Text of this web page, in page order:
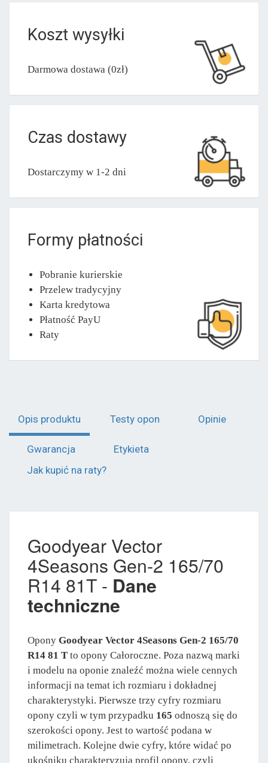
Koszt wysyłki
Darmowa dostawa (0zł)
Czas dostawy
Dostarczymy w 1-2 dni
Formy płatności
Pobranie kurierskie
Przelew tradycyjny
Karta kredytowa
Płatność PayU
Raty
Opis produktu Testy opon Opinie
Gwarancja
Etykieta
Jak kupić na raty?
Goodyear Vector
4Seasons Gen-2 165/70
R14 81T - Dane
techniczne
Opony Goodyear Vector 4Seasons Gen-2 165/70
R14 81 T to opony Całoroczne. Poza nazwą marki
i modelu na oponie znaleźć można wiele cennych
informacji na temat ich rozmiaru i dokładnej
charakterystyki. Pierwsze trzy cyfry rozmiaru
opony czyli w tym przypadku 165 odnoszą się do
szerokości opony. Jest to wartość podana w
milimetrach. Kolejne dwie cyfry, które widać po
ukośniku charakteryzują profil opony, czyli